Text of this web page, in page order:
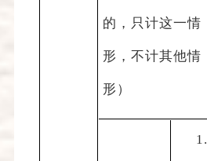
的，只计这一情
形，不计其他情
形）
1.